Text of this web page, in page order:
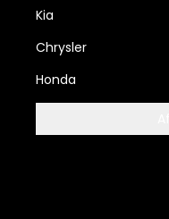
Kia
Chrysler
Honda